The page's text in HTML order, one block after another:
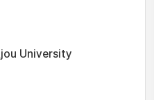
University